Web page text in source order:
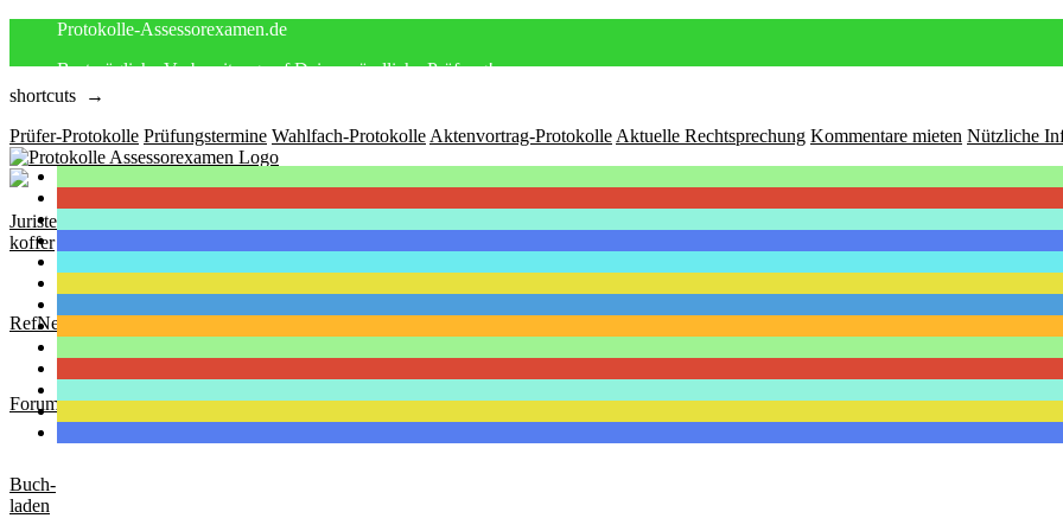
Protokolle-Assessorexamen.de
Bestmögliche Vorbereitung auf Deine mündliche Prüfung!
shortcuts →
Prüfer-Protokolle Prüfungstermine Wahlfach-Protokolle Aktenvortrag-Protokolle Aktuelle Rechtsprechung Kommentare mieten Nützliche
Juristen-
koffer
RefNews
Forum
Buch-
laden